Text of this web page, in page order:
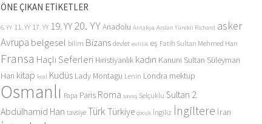
ÖNE ÇIKAN ETİKETLER
6. YY 11. YY 17. YY 19. YY20. YYAnadolu Antakya Arslan Yürekli Richard asker
Avrupa belgesel bilim Bizans devlet evlilik eş Fatih Sultan Mehmed Han
Fransa Haçlı Seferleri Hıristiyanlık kadın Kanuni Sultan Süleyman
Han kitap kral Kudüs Lady Montagu Lenin Londra mektup
Osmanlı Papa Paris Roma savaş Selçuklu Sultan 2.
Abdülhamid Han tavsiye Türk Türkiye çocuk İngiliz İngiltere İran